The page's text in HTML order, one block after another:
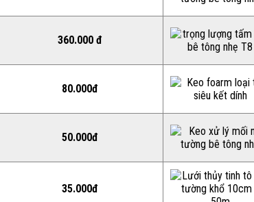
360.000 đ
80.000đ
50.000đ
35.000đ